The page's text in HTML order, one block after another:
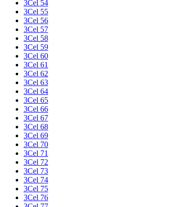
3Cel 54
3Cel 55
3Cel 56
3Cel 57
3Cel 58
3Cel 59
3Cel 60
3Cel 61
3Cel 62
3Cel 63
3Cel 64
3Cel 65
3Cel 66
3Cel 67
3Cel 68
3Cel 69
3Cel 70
3Cel 71
3Cel 72
3Cel 73
3Cel 74
3Cel 75
3Cel 76